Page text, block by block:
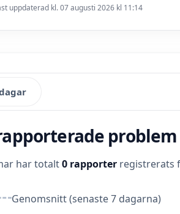
uppdaterad kl. 07 augusti 2026 kl 11:14
problem
har totalt0 rapporter registrerats
Genomsnitt (senaste 7 dagarna)